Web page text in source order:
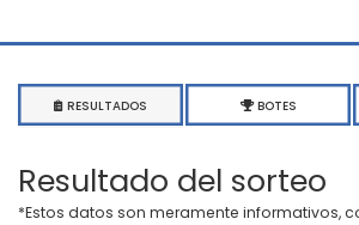
RESULTADOS BOTES
Resultado del sorteo
*Estos datos son meramente informativos,